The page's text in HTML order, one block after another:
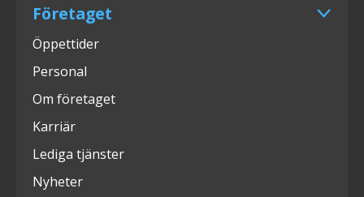
Företaget
Öppettider
Personal
Om företaget
Karriär
Lediga tjänster
Nyheter